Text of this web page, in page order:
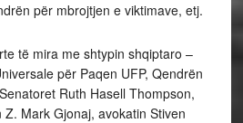
për mbrojtjen e viktimave, etj.
të mira me shtypin shqiptaro –
për Paqen UFP, Qendrën
Ruth Hasell Thompson,
Mark Gjonaj, avokatin Stiven